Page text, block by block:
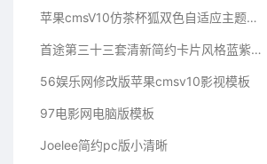
苹果cmsV10仿茶杯狐双色自适应主题模板源码
首途第三十三套清新简约卡片风格蓝紫渐变色短视频模板 | 苹果CMSV10主题
56娱乐网修改版苹果cmsv10影视模板
97电影网电脑版模板
Joelee简约pc版小清晰